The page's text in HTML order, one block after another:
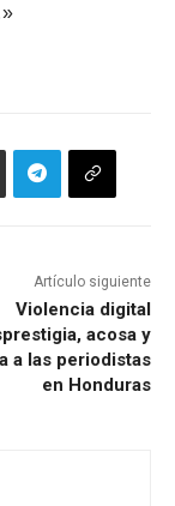
Artículo siguiente
Violencia digital
acosa y
a las periodistas
en Honduras